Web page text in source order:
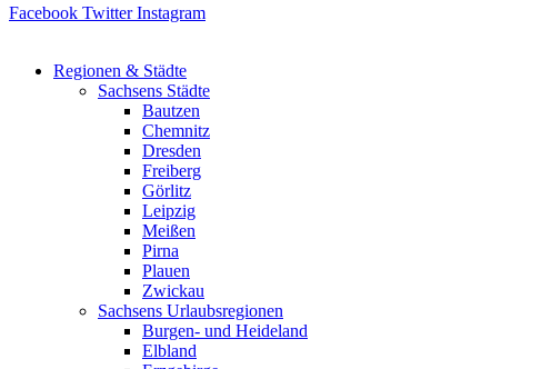
Facebook Twitter Instagram
Regionen & Städte
Sachsens Städte
Bautzen
Chemnitz
Dresden
Freiberg
Görlitz
Leipzig
Meißen
Pirna
Plauen
Zwickau
Sachsens Urlaubsregionen
Burgen- und Heideland
Elbland